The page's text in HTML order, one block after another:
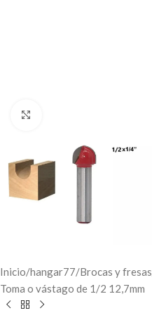
Inicio/hangar77/Brocas y fresas
Toma o vástago de 1/2 12,7mm